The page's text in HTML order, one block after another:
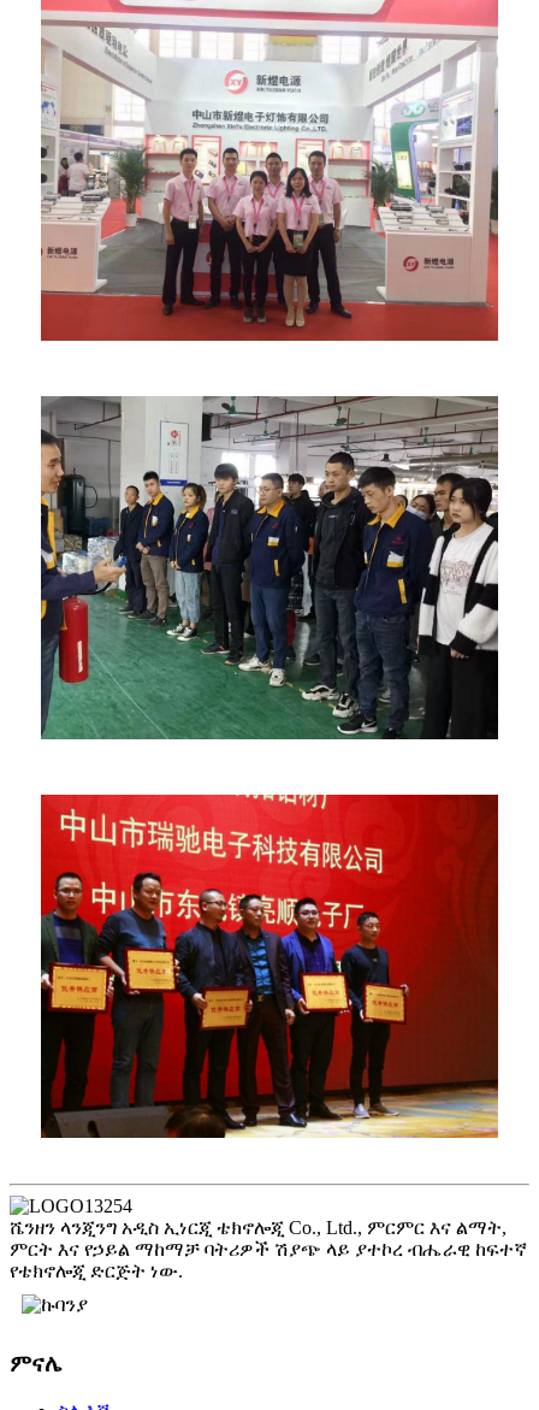
ሼንዘን ላንጂንግ አዲስ ኢነርጂ ቴክኖሎጂ Co., Ltd., ምርምር እና ልማት,
ምርት እና የኃይል ማከማቻ ባትሪዎች ሽያጭ ላይ ያተኮረ ብሔራዊ ከፍተኛ
የቴክኖሎጂ ድርጅት ነው.
ምናሌ